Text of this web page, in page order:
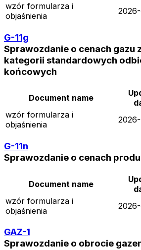
wzór formularza i
objaśnienia
G-11g
Sprawozdanie o cenach gazu
kategorii standardowych
końcowych
Document name
wzór formularza i
objaśnienia
G-11n
Sprawozdanie o cenach
Document name
wzór formularza i
objaśnienia
GAZ-1
Sprawozdanie o obrocie